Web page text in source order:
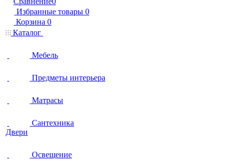
Избранные товары 0
Корзина 0
Каталог
Мебель
Предметы интерьера
Матрасы
Сантехника
Двери
Освещение